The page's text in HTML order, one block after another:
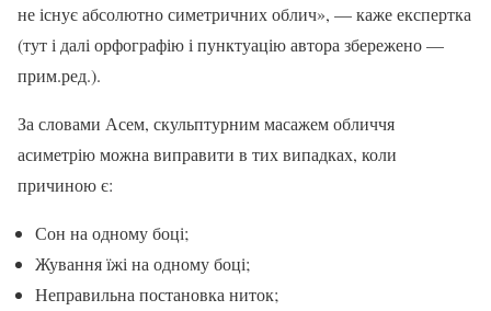
не існує абсолютно симетричних облич», — каже експертка
(тут і далі орфографію і пунктуацію автора збережено —
прим.ред.).
За словами Асем, скульптурним масажем обличчя
асиметрію можна виправити в тих випадках, коли
причиною є:
Сон на одному боці;
Жування їжі на одному боці;
Неправильна постановка ниток;